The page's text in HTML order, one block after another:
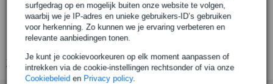
surfgedrag op en mogelijk buiten onze website te volgen,
waarbij we je IP-adres en unieke gebruikers-ID’s gebruiken
voor herkenning. Zo kunnen we je ervaring verbeteren en
relevante aanbiedingen tonen.
Je kunt je cookievoorkeuren op elk moment aanpassen of
intrekken via de cookie-instellingen rechtsonder of via onze
Cookiebeleid en Privacy policy.
voetpedaal voor volume en expressie
instelbaar minimum volume
instelbare mechanische weerstand
Bekijk alle productspecificaties